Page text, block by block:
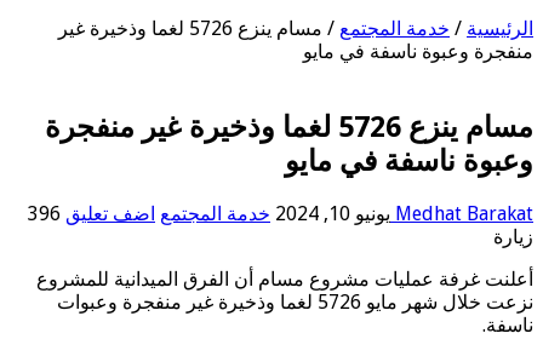
الرئيسية / خدمة المجتمع /
مسام ينزع 5726 لغما وذخيرة غير
منفجرة وعبوة ناسفة في مايو
مسام ينزع 5726 لغما وذخيرة غير منفجرة
وعبوة ناسفة في مايو
Medhat Barakat يونيو 10, 2024 خدمة المجتمع اضف تعليق 396
زيارة
أعلنت غرفة عمليات مشروع مسام أن الفرق الميدانية للمشروع
نزعت خلال شهر مايو 5726 لغما وذخيرة غير منفجرة وعبوات
ناسفة.